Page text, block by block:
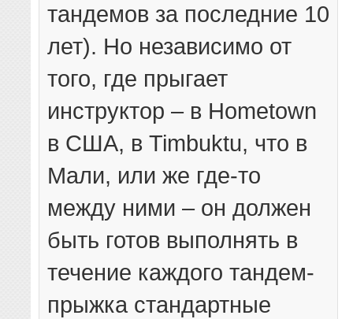
тандемов за последние 10
лет). Но независимо от
того, где прыгает
инструктор – в Hometown
в США, в Timbuktu, что в
Мали, или же где-то
между ними – он должен
быть готов выполнять в
течение каждого тандем-
прыжка стандартные